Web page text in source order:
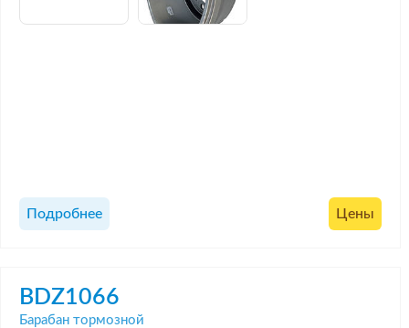
Подробнее Цены
BDZ1066
Барабан тормозной